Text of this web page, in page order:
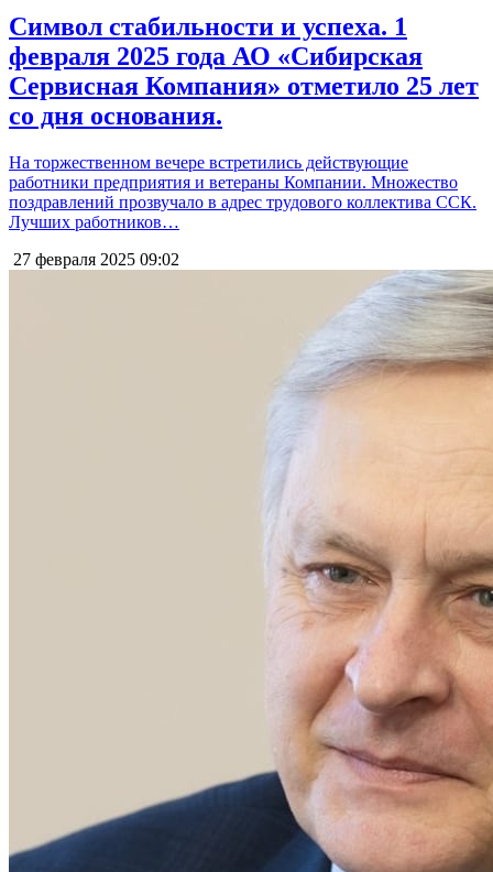
Символ стабильности и успеха. 1
февраля 2025 года АО «Сибирская
Сервисная Компания» отметило 25 лет
со дня основания.
На торжественном вечере встретились действующие
работники предприятия и ветераны Компании. Множество
поздравлений прозвучало в адрес трудового коллектива ССК.
Лучших работников…
27 февраля 2025 09:02